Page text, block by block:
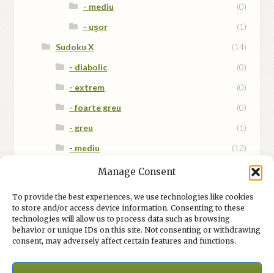
Manage Consent
To provide the best experiences, we use technologies like cookies
to store and/or access device information. Consenting to these
technologies will allow us to process data such as browsing
behavior or unique IDs on this site. Not consenting or withdrawing
consent, may adversely affect certain features and functions.
- mediu
(0)
- ușor
(1)
Sudoku X
(14)
- diabolic
(0)
- extrem
(0)
- foarte greu
(0)
- greu
(1)
- mediu
(12)